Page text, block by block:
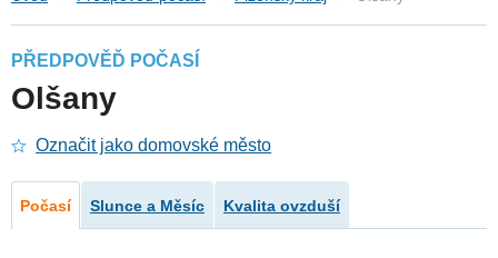
PŘEDPOVĚĎ POČASÍ
Olšany
Označit jako domovské město
Počasí Slunce a Měsíc Kvalita ovzduší